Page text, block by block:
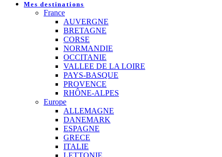
Mes destinations
France
AUVERGNE
BRETAGNE
CORSE
NORMANDIE
OCCITANIE
VALLEE DE LA LOIRE
PAYS-BASQUE
PROVENCE
RHÔNE-ALPES
Europe
ALLEMAGNE
DANEMARK
ESPAGNE
GRECE
ITALIE
LETTONIE